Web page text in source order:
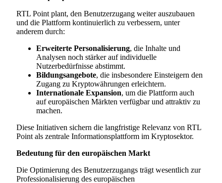
RTL Point plant, den Benutzerzugang weiter auszubauen
und die Plattform kontinuierlich zu verbessern, unter
anderem durch:
Erweiterte Personalisierung, die Inhalte und
Analysen noch stärker auf individuelle
Nutzerbedürfnisse abstimmt.
Bildungsangebote, die insbesondere Einsteigern den
Zugang zu Kryptowährungen erleichtern.
Internationale Expansion, um die Plattform auch
auf europäischen Märkten verfügbar und attraktiv zu
machen.
Diese Initiativen sichern die langfristige Relevanz von RTL
Point als zentrale Informationsplattform im Kryptosektor.
Bedeutung für den europäischen Markt
Die Optimierung des Benutzerzugangs trägt wesentlich zur
Professionalisierung des europäischen